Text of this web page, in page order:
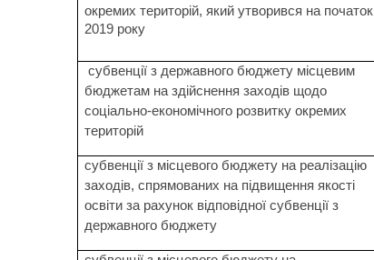
окремих територій, який утворився на початок
2019 року
субвенції з державного бюджету місцевим
бюджетам на здійснення заходів щодо
соціально-економічного розвитку окремих
територій
субвенції з місцевого бюджету на реалізацію
заходів, спрямованих на підвищення якості
освіти за рахунок відповідної субвенції з
державного бюджету